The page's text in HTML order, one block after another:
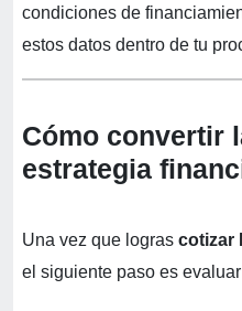
condiciones de
estos datos dentro de tu
Cómo convertir
estrategia
Una vez que logras cotizar
el siguiente paso es